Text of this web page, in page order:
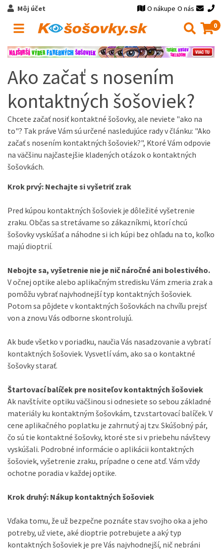
Môj účet O nákupe O nás
0
Ako začať s nosením
kontaktných šošoviek?
Chcete začať nosiť kontaktné šošovky, ale neviete "ako na
to"? Tak práve Vám sú určené nasledujúce rady v článku: "Ako
začať s nosením kontaktných šošoviek?", Ktoré Vám odpovie
na väčšinu najčastejšie kladených otázok o kontaktných
šošovkách.
Krok prvý: Nechajte si vyšetriť zrak
Pred kúpou kontaktných šošoviek je dôležité vyšetrenie
zraku. Občas sa stretávame so zákazníkmi, ktorí chcú
šošovky vyskúšať a náhodne si ich kúpi bez ohľadu na to, koľko
majú dioptrií.
Nebojte sa, vyšetrenie nie je nič náročné ani bolestivého.
V očnej optike alebo aplikačným stredisku Vám zmeria zrak a
pomôžu vybrať najvhodnejší typ kontaktných šošoviek.
Potom sa pôjdete v kontaktných šošovkách na chvíľu prejsť
von a znovu Vás odborne skontrolujú.
Ak bude všetko v poriadku, naučia Vás nasadzovanie a vybratí
kontaktných šošoviek. Vysvetlí vám, ako sa o kontaktné
šošovky starať.
Štartovací balíček pre nositeľov kontaktných šošoviek
Ak navštívite optiku väčšinou si odnesiete so sebou základné
materiály ku kontaktným šošovkám, tzv.startovací balíček. V
cene aplikačného poplatku je zahrnutý aj tzv. Skúšobný pár,
čo sú tie kontaktné šošovky, ktoré ste si v priebehu návštevy
vyskúšali. Podrobné informácie o aplikácii kontaktných
šošoviek, vyšetrenie zraku, prípadne o cene atď. Vám vždy
ochotne poradia v každej optike.
Krok druhý: Nákup kontaktných šošoviek
Vďaka tomu, že už bezpečne poznáte stav svojho oka a jeho
potreby, už viete, aké dioptrie potrebujete a aký typ
kontaktných šošoviek je pre Vás najvhodnejší, nič nebráni